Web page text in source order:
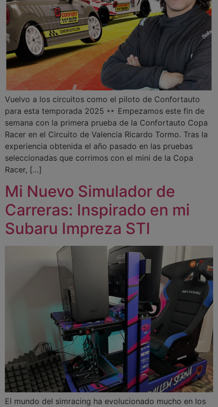
Vuelvo a los circuitos como el piloto de Confortauto
para esta temporada 2025
Empezamos este fin de
semana con la primera prueba de la Confortauto Copa
Racer en el Circuito de Valencia Ricardo Tormo. Tras la
experiencia obtenida el año pasado en las pruebas
seleccionadas que corrimos con el mini de la Copa
Racer, […]
Mi Nuevo Simulador de
Carreras: Inspirado en mi
Subaru Impreza STI
El mundo del simracing ha evolucionado mucho en los